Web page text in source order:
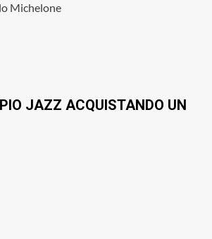
Michelone
JAZZ ACQUISTANDO UN